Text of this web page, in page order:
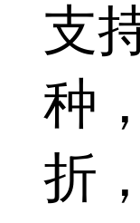
支
种
折，